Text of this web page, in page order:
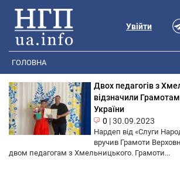
Увійти
ГОЛОВНА
Двох педагогів з
відзначили
України
0 |30.09.2023
Нардеп від «Слуги
вручив Грамоти
двом педагогам з Хмельницького. Грамоти...